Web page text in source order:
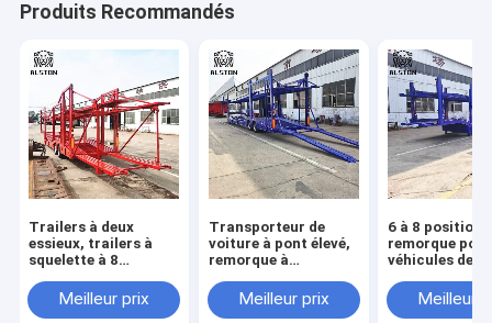
Produits Recommandés
Trailers à deux
essieux, trailers à
squelette à 8
supérieur et bas
Meilleur prix
Transporteur de
voiture à pont élevé,
remorque à
voiture avec faible
consommation de
Meilleur prix
6 à 8
remorque pour
véhicules de
remorque pour
véhicules de
Meilleur